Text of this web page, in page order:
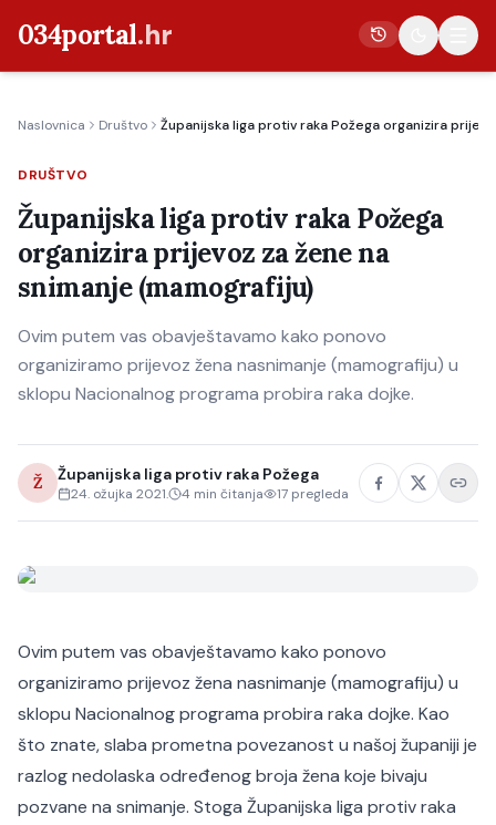
034portal.hr
Crna kronika
Poljoprivreda
Politika
Gospodarstvo
Život
Naslovnica Društvo Županijska liga protiv raka Požega organizira
DRUŠTVO
Županijska liga protiv raka Požega
organizira prijevoz za žene na
snimanje (mamografiju)
Ovim putem vas obavještavamo kako ponovo
organiziramo prijevoz žena nasnimanje (mamografiju) u
sklopu Nacionalnog programa probira raka dojke.
Ž Županijska liga protiv raka Požega
24. ožujka 2021. 4 min čitanja 17 pregleda
Ovim putem vas obavještavamo kako ponovo
organiziramo prijevoz žena nasnimanje (mamografiju) u
sklopu Nacionalnog programa probira raka dojke. Kao
što znate, slaba prometna povezanost u našoj županiji je
razlog nedolaska određenog broja žena koje bivaju
pozvane na snimanje. Stoga Županijska liga protiv raka